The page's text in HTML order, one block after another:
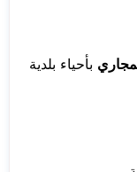
بأحياء بلدية